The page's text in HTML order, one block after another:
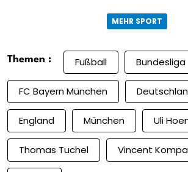
MEHR SPORT
Themen : Fußball Bundesliga
FC Bayern München
England München Uli
Thomas Tuchel Vincent